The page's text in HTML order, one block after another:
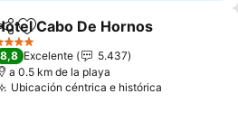
Agregar a favoritos
Cabo De Hornos
Estrellas
8,8 Excelente
5.437
a 0.5 km de la playa
Ubicación céntrica e histórica